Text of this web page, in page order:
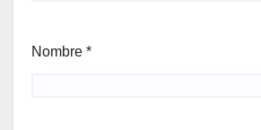
Nombre *